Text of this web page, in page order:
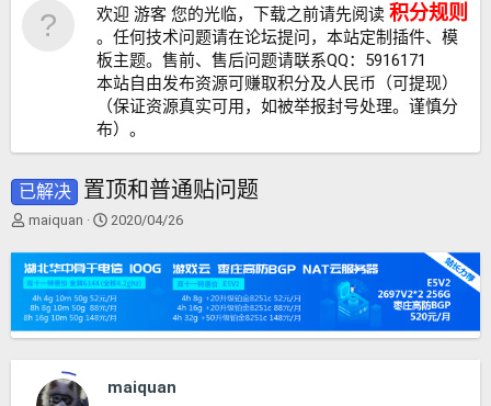
欢迎 游客 您的光临，下载之前请先阅读 积分规则
。任何技术问题请在论坛提问，本站定制插件、模
板主题。售前、售后问题请联系QQ：5916171
本站自由发布资源可赚取积分及人民币（可提现）
（保证资源真实可用，如被举报封号处理。谨慎分
布）。
已解决 置顶和普通贴问题
主
发
起
人
maiquan
开
时
间
2020/04/26
maiquan